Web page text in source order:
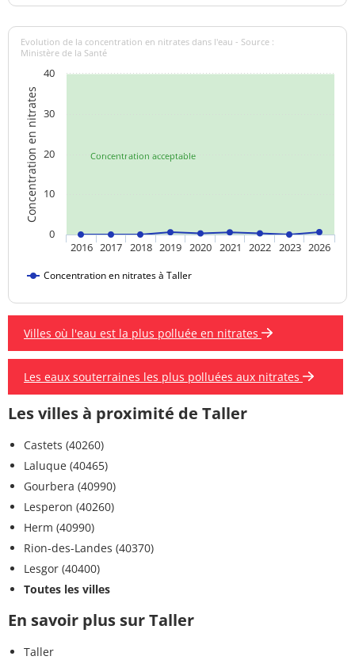
Concentration acceptable
Concentration en nitrates
Evolution de la concentration en nitrates dans l'eau - Source :
Ministère de la Santé
Concentration en nitrates à Taller
2016 2017 2018 2019 2020 2021 2022 2023 2026
0
10
20
30
40
Villes où l'eau est la plus polluée en nitrates
Les eaux souterraines les plus polluées aux nitrates
Les villes à proximité de Taller
Castets (40260)
Laluque (40465)
Gourbera (40990)
Lesperon (40260)
Herm (40990)
Rion-des-Landes (40370)
Lesgor (40400)
Toutes les villes
En savoir plus sur Taller
Taller